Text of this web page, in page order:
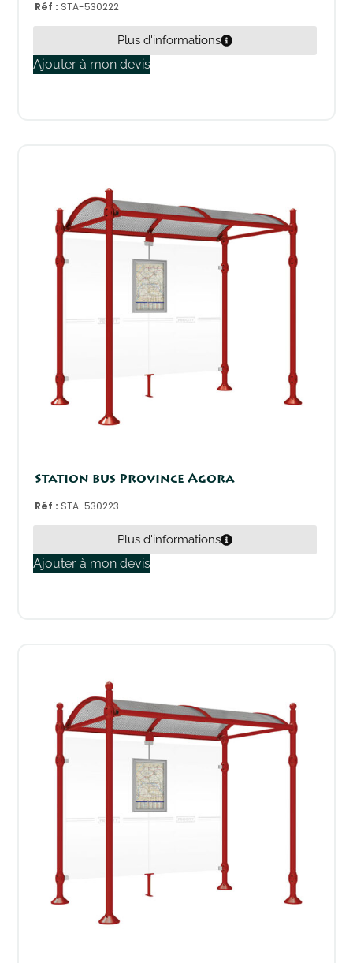
Réf : STA-530222
Plus d'informations
Ajouter à mon devis
Station bus Province Agora
Réf : STA-530223
Plus d'informations
Ajouter à mon devis